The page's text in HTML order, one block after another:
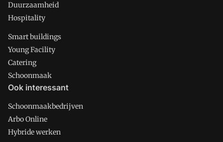
Duurzaamheid
Hospitality
Smart buildings
Young Facility
Catering
Schoonmaak
Ook interessant
Schoonmaakbedrijven
Arbo Online
Hybride werken